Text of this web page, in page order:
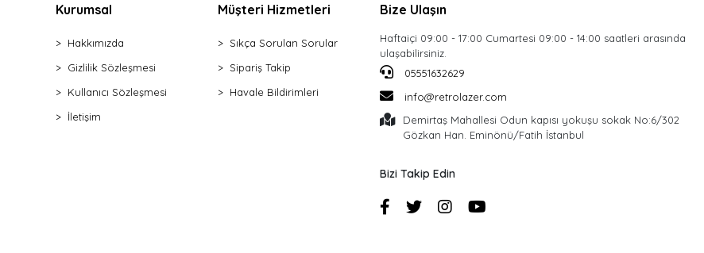
Kurumsal
Hakkımızda
Gizlilik Sözleşmesi
Kullanıcı Sözleşmesi
İletişim
Müşteri Hizmetleri
Sıkça Sorulan Sorular
Sipariş Takip
Havale Bildirimleri
Bize Ulaşın
Haftaiçi 09:00 - 17:00 Cumartesi 09:00 - 14:00 saatleri arasında
ulaşabilirsiniz.
05551632629
info@retrolazer.com
Demirtaş Mahallesi Odun kapısı yokuşu sokak No:6/302
Gözkan Han. Eminönü/Fatih İstanbul
Bizi Takip Edin